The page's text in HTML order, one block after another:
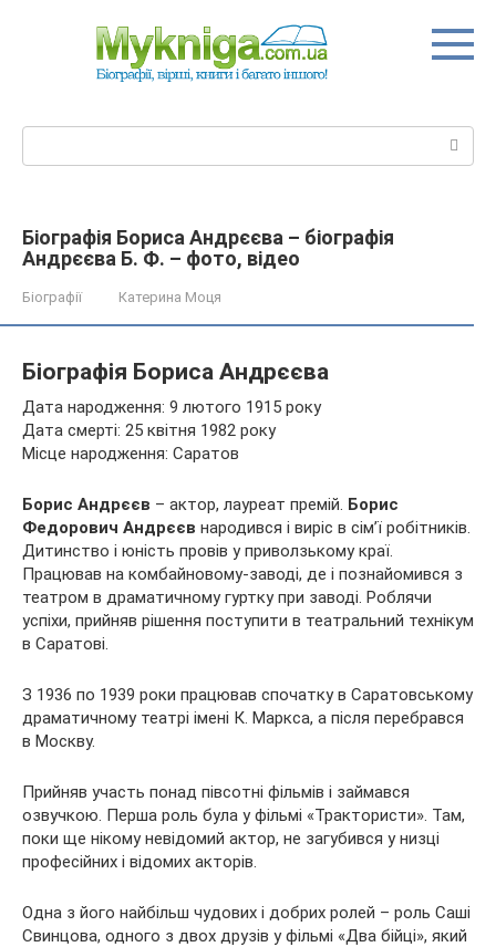
Біографія Бориса Андрєєва – біографія
Андрєєва Б. Ф. – фото, відео
Біографії Катерина Моця
Біографія Бориса Андрєєва
Дата народження: 9 лютого 1915 року
Дата смерті: 25 квітня 1982 року
Місце народження: Саратов
Борис Андрєєв – актор, лауреат премій. Борис
Федорович Андрєєв народився і виріс в сім’ї робітників.
Дитинство і юність провів у приволзькому краї.
Працював на комбайновому-заводі, де і познайомився з
театром в драматичному гуртку при заводі. Роблячи
успіхи, прийняв рішення поступити в театральний технікум
в Саратові.
З 1936 по 1939 роки працював спочатку в Саратовському
драматичному театрі імені К. Маркса, а після перебрався
в Москву.
Прийняв участь понад півсотні фільмів і займався
озвучкою. Перша роль була у фільмі «Трактористи». Там,
поки ще нікому невідомий актор, не загубився у низці
професійних і відомих акторів.
Одна з його найбільш чудових і добрих ролей – роль Саші
Свинцова, одного з двох друзів у фільмі «Два бійці», який